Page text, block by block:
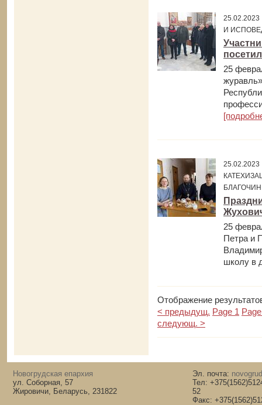
И
25
25
Петра и
школу в
Отображение
< предыдущ. Page 1
следующ. >
Новогрудская епархия
ул. Соборная, 57
Жировичи, Беларусь, 231822
Эл. почта:
Тел:
52
Факс: